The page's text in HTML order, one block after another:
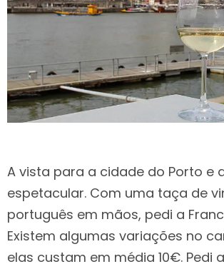
A vista para a cidade do Porto e
espetacular. Com uma taça de
português em mãos, pedi a
Existem algumas variações no
elas custam em média 10€. Pedi